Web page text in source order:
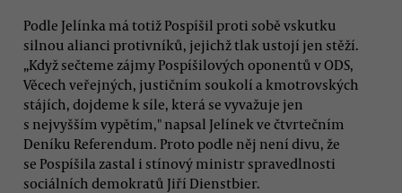
Podle Jelínka má totiž Pospíšil proti sobě vskutku
silnou alianci protivníků, jejichž tlak ustojí jen stěží.
„Když sečteme zájmy Pospíšilových oponentů v ODS,
Věcech veřejných, justičním soukolí a kmotrovských
stájích, dojdeme k síle, která se vyvažuje jen
s nejvyšším vypětím," napsal Jelínek ve čtvrtečním
Deníku Referendum. Proto podle něj není divu, že
se Pospíšila zastal i stínový ministr spravedlnosti
sociálních demokratů Jiří Dienstbier.